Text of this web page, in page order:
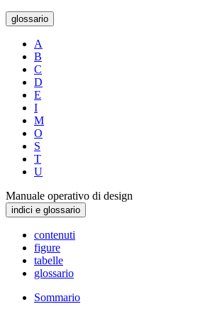
glossario
A
B
C
D
E
I
M
O
S
T
U
Manuale operativo di design
indici e glossario
contenuti
figure
tabelle
glossario
Sommario